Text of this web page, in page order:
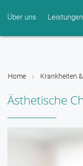
Über uns Leistungen
Home Krankheiten
Ästhetische